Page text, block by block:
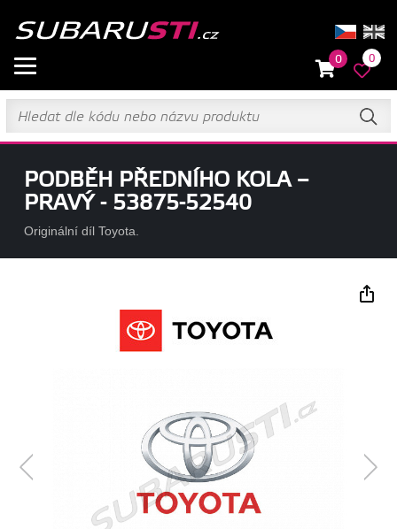
0 0
PODBĚH PŘEDNÍHO KOLA –
PRAVÝ - 53875-52540
Originální díl Toyota.